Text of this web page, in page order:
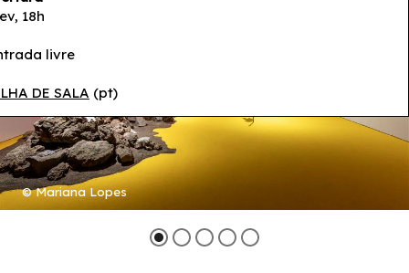
© Mariana Lopes
18h
livre
DE SALA (pt)